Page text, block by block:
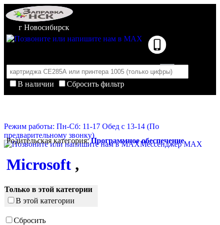
г Новосибирск
В наличии
Сбросить фильтр
Корзина пуста
Режим работы: Пн-Сб: 11-17 Обед с 13-14 (По
предварительному звонку)
Мессенджер MAX
Родительская категория:Программное обеспечение
Microsoft ,
Только в этой категории
В этой категории
Сбросить